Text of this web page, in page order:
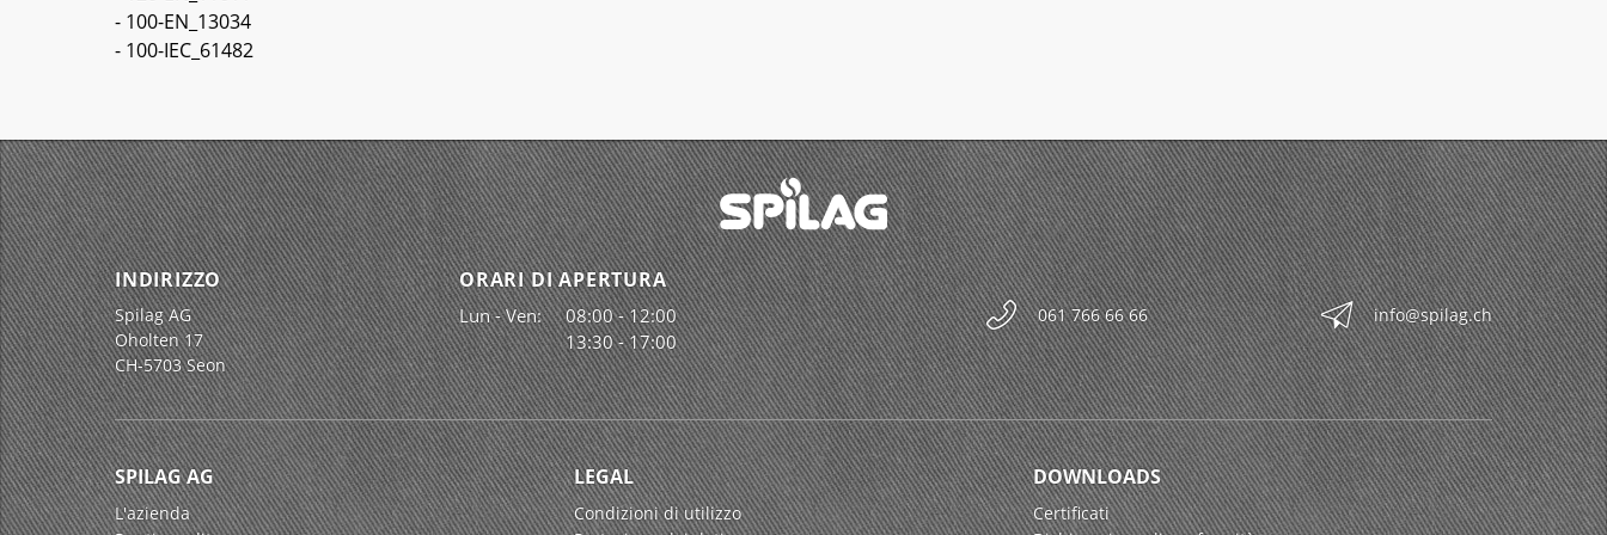
- 100-EN_13034
- 100-IEC_61482
INDIRIZZO
Spilag AG
Oholten 17
CH-5703 Seon
ORARI DI APERTURA
Lun - Ven:
08:00 - 12:00
13:30 - 17:00
061 766 66 66 info@spilag.ch
SPILAG AG
L'azienda
LEGAL
Condizioni di utilizzo
DOWNLOADS
Certificati